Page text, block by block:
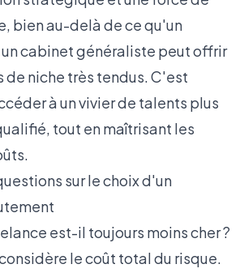
bien au-delà de ce qu'un
cabinet généraliste peut offrir
de niche très tendus. C'est
à un vivier de talents plus
tout en maîtrisant les
sur le choix d'un
est-il toujours moins cher ?
le coût total du risque.